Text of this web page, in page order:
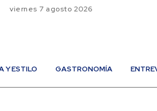
viernes 7 agosto 2026
Y ESTILO GASTRONOMÍA